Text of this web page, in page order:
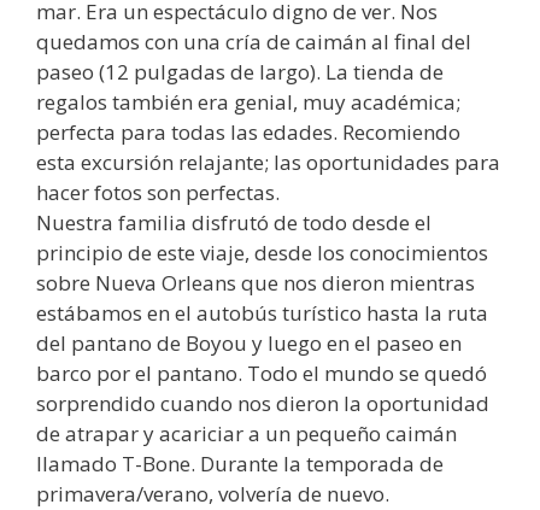
mar. Era un espectáculo digno de ver. Nos
quedamos con una cría de caimán al final del
paseo (12 pulgadas de largo). La tienda de
regalos también era genial, muy académica;
perfecta para todas las edades. Recomiendo
esta excursión relajante; las oportunidades para
hacer fotos son perfectas.
Nuestra familia disfrutó de todo desde el
principio de este viaje, desde los conocimientos
sobre Nueva Orleans que nos dieron mientras
estábamos en el autobús turístico hasta la ruta
del pantano de Boyou y luego en el paseo en
barco por el pantano. Todo el mundo se quedó
sorprendido cuando nos dieron la oportunidad
de atrapar y acariciar a un pequeño caimán
llamado T-Bone. Durante la temporada de
primavera/verano, volvería de nuevo.